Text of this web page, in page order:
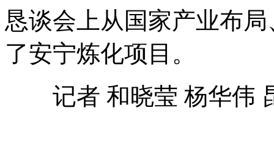
韩前总统府发言人陷性侵丑闻 承认部分性侵事实
恳谈会上从国家产业布
了安宁炼化项目。
记者 和晓莹 杨华伟